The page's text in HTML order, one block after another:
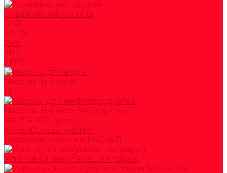
Скважинные насосы
ЭЦВ
2ЭЦВ
CRS
FRS
2FRS
Насосы для воды
ЦН
Насосы для нефтепродуктов
КМ-Е 6-100 куб.м/ч
КМ-Е 100-320 куб.м/ч
Насосные станции КАСКАД
Установки рекуперации паров